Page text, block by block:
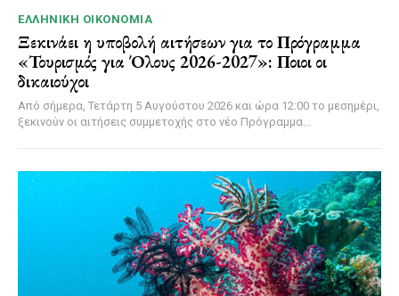
ΕΛΛΗΝΙΚΉ ΟΙΚΟΝΟΜΊΑ
Ξεκινάει η υποβολή αιτήσεων για το Πρόγραμμα
«Τουρισμός για Όλους 2026-2027»: Ποιοι οι
δικαιούχοι
Από σήμερα, Τετάρτη 5 Αυγούστου 2026 και ώρα 12:00 το μεσημέρι,
ξεκινούν οι αιτήσεις συμμετοχής στο νέο Πρόγραμμα...